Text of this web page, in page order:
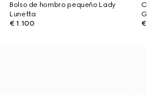
Bolso de hombro pequeño Lady
Lunetta
€ 1.100